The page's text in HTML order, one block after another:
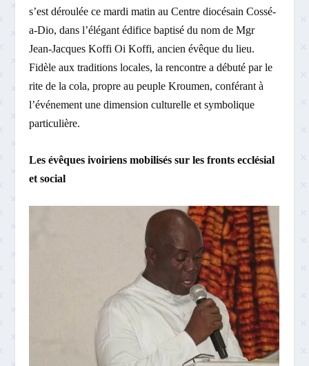
s’est déroulée ce mardi matin au Centre diocésain Cossé-
a-Dio, dans l’élégant édifice baptisé du nom de Mgr
Jean-Jacques Koffi Oi Koffi, ancien évêque du lieu.
Fidèle aux traditions locales, la rencontre a débuté par le
rite de la cola, propre au peuple Kroumen, conférant à
l’événement une dimension culturelle et symbolique
particulière.
Les évêques ivoiriens mobilisés sur les fronts ecclésial
et social